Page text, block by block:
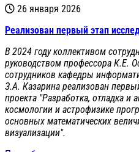
26 января 2026
Реализован первый этап
В 2024 году коллективом
руководством профессора К.Е.
сотрудников кафедры
З.А. Казарина реализован
проекта "Разработка, отладка и
космологии и астрофизике
основных математических
визуализации".